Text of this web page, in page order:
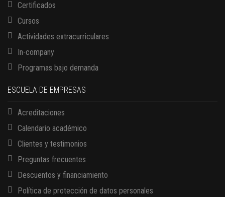
Certificados
Cursos
Actividades extracurriculares
In-company
Programas bajo demanda
ESCUELA DE EMPRESAS
Acreditaciones
Calendario académico
Clientes y testimonios
Preguntas frecuentes
Descuentos y financiamiento
Política de protección de datos personales